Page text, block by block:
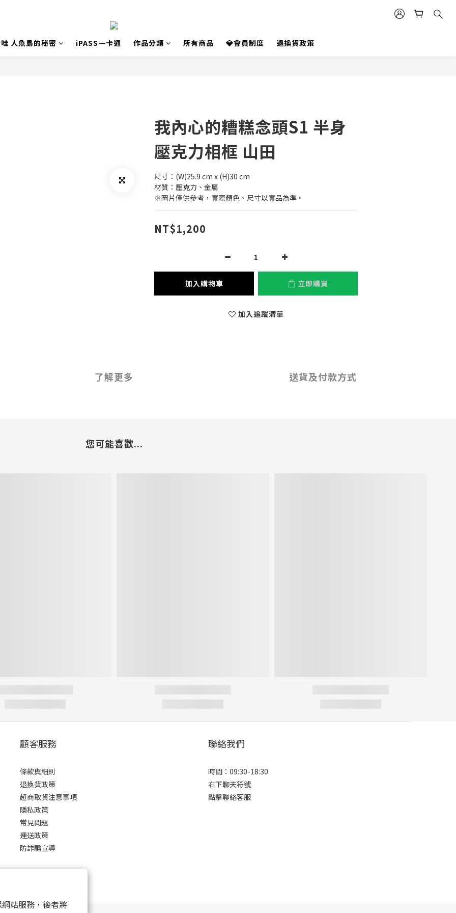
站服務，後者將
人魚島的秘密 iPASS一卡通 作品分類 所有商品 💎會員制度 退換貨政策
我內心的糟糕念頭S1 半身
壓克力相框 山田
尺寸：(W)25.9 cm x (H)30 cm
材質：壓克力、金屬
※圖片僅供參考，實際顏色、尺寸以實品為準。
NT$1,200
加入購物車 立即購買
加入追蹤清單
了解更多 送貨及付款方式
您可能喜歡...
顧客服務
條款與細則
退換貨政策
超商取貨注意事項
隱私政策
常見問題
運送政策
防詐騙宣導
聯絡我們
時間：09:30-18:30
右下聊天符號
點擊聯絡客服